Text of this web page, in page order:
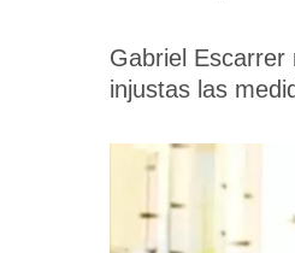
Gabriel Escarrer
injustas las